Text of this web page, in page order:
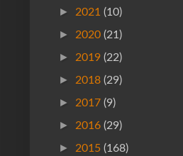
► 2021 (10)
► 2020 (21)
► 2019 (22)
► 2018 (29)
► 2017 (9)
► 2016 (29)
► 2015 (168)